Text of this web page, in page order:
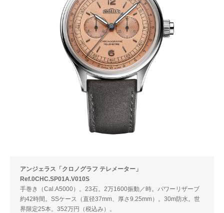
アンジェラス「クロノグラフ テレメーター」
Ref.0CHC.SP01A.V010S
手巻き（Cal.A5000）。23石。2万1600振動／時。パワーリザーブ
約42時間。SSケース（直径37mm、厚さ9.25mm）。30m防水。世
界限定25本。352万円（税込み）。